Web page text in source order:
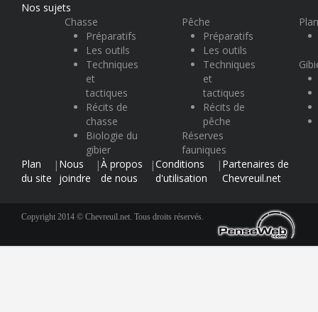
Nos sujets
Chasse
Préparatifs
Les outils
Techniques
et
tactiques
Récits de
chasse
Biologie du
gibier
Pêche
Préparatifs
Les outils
Techniques
et
tactiques
Récits de
pêche
Réserves
fauniques
Plan
du site
| Nous
joindre
|À propos
de nous
|Conditions
d'utilisation
| Partenaires de
Chevreuil.net
Copyright 2014 © Chevreuil.net. Tous droits réservés.